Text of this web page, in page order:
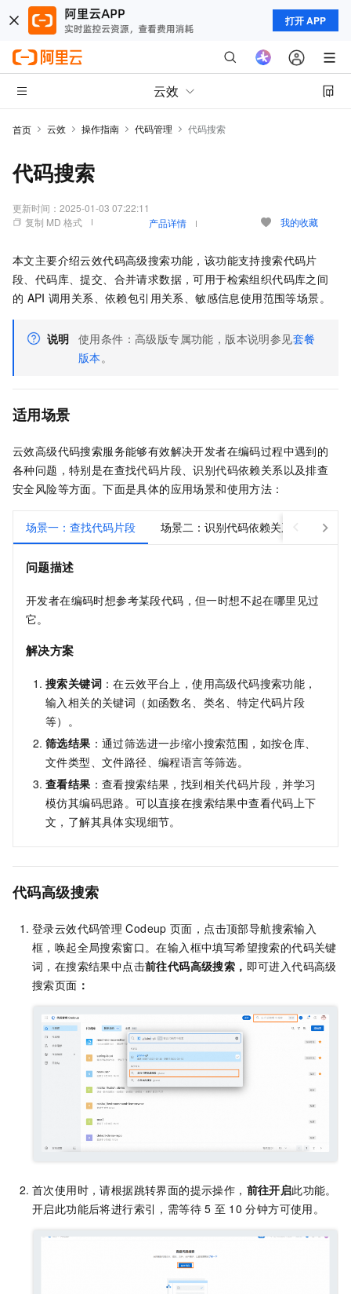
打开 APP
云效
首页 云效 操作指南 代码管理 代码搜索
代码搜索
更新时间： 2025-01-03 07:22:11
复制 MD 格式
产品详情 我的收藏
本文主要介绍云效代码高级搜索功能，该功能支持搜索代码片
段、代码库、提交、合并请求数据，可用于检索组织代码库之间
的 API 调用关系、依赖包引用关系、敏感信息使用范围等场景。
说明 使用条件：高级版专属功能，版本说明参见套餐
版本。
适用场景
云效高级代码搜索服务能够有效解决开发者在编码过程中遇到的
各种问题，特别是在查找代码片段、识别代码依赖关系以及排查
安全风险等方面。下面是具体的应用场景和使用方法：
场景一：查找代码片段 场景二：识别代码依赖关系 场景
问题描述
开发者在编码时想参考某段代码，但一时想不起在哪里见过
它。
解决方案
搜索关键词 ：在云效平台上，使用高级代码搜索功能，
输入相关的关键词（如函数名、类名、特定代码片段
等）。
筛选结果 ：通过筛选进一步缩小搜索范围，如按仓库、
文件类型、文件路径、编程语言等筛选。
查看结果 ：查看搜索结果，找到相关代码片段，并学习
模仿其编码思路。可以直接在搜索结果中查看代码上下
文，了解其具体实现细节。
代码高级搜索
登录云效代码管理 Codeup 页面，点击顶部导航搜索输入
框，唤起全局搜索窗口。在输入框中填写希望搜索的代码关键
词，在搜索结果中点击前往代码高级搜索， 即可进入代码高级
搜索页面 ：
首次使用时，请根据跳转界面的提示操作， 前往开启此功能。
开启此功能后将进行索引，需等待 5 至 10 分钟方可使用。